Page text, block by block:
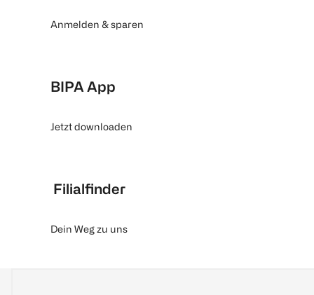
Anmelden & sparen
BIPA App
Jetzt downloaden
Filialfinder
Dein Weg zu uns